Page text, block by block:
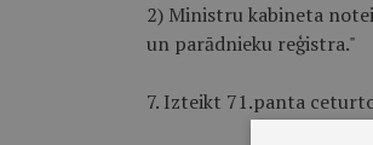
2) Ministru kabineta
un parādnieku reģistra."
7. Izteikt 71.panta